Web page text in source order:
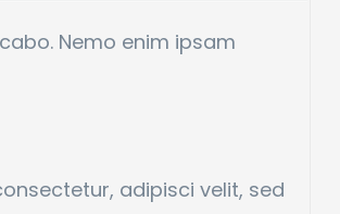
Nemo enim ipsam
adipisci velit, sed